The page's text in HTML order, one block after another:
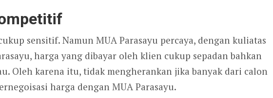
sensitif. Namun MUA Parasayu percaya, dengan kuliatas
harga yang dibayar oleh klien cukup sepadan bahkan
Oleh karena itu, tidak mengherankan jika banyak dari calon
harga dengan MUA Parasayu.